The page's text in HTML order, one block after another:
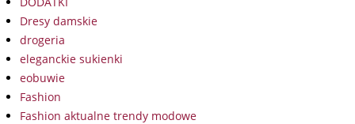
Dresy damskie
drogeria
eleganckie sukienki
eobuwie
Fashion
Fashion aktualne trendy modowe